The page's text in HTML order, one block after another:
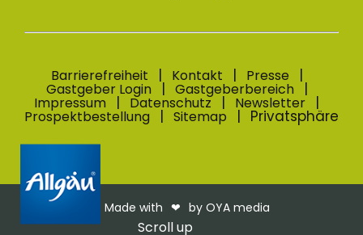
Barrierefreiheit Kontakt Presse
Gastgeber Login Gastgeberbereich
Impressum Datenschutz Newsletter
Prospektbestellung Sitemap Privatsphäre
Made with ❤︎ by OYA media
Scroll up